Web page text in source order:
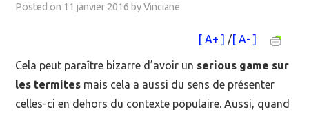
MOOC SUIVIS
EVÉNEMENTS
Posted on 11 janvier 2016 byVinciane
[ A+ ] /[ A- ]
Cela peut paraître bizarre d’avoir un serious game sur
les termites mais cela a aussi du sens de présenter
celles-ci en dehors du contexte populaire. Aussi, quand